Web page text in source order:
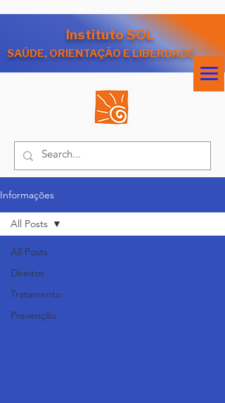
Instituto SOL
SAÚDE, ORIENTAÇÃO E LIBERDADE
Informações
All Posts
Direitos
Tratamento
Prevenção
All Posts